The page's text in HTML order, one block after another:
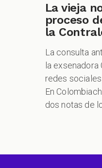
La vieja
proceso
la
La consulta
la exsenadora
redes
En
dos notas de